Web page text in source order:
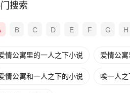
搜索
B C D E F G H
情公寓里的一人之下小说 爱情公
情公寓和一人之下的小说 唉一人之